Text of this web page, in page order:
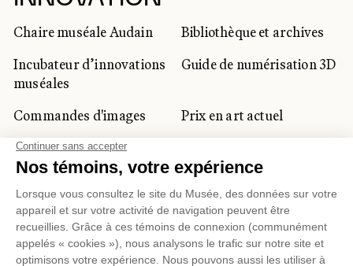
Chaire muséale Audain
Bibliothèque et archives
Incubateur d’innovations
muséales
Guide de numérisation 3D
Commandes d'images
Prix en art actuel
Prix Lynne-Cohen
CLIENTÈLE CORPORATIVE
ET PRIVÉE
Location d'espaces
Activités corporatives